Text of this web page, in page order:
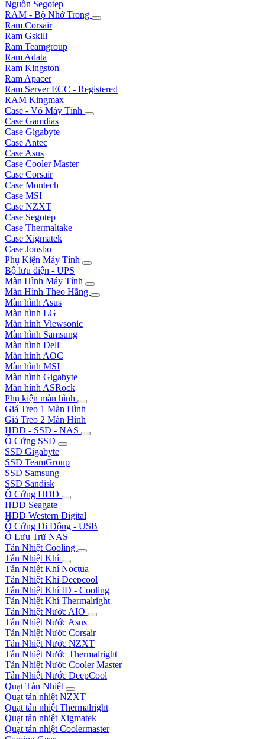
Nguồn Segotep
RAM - Bộ Nhớ Trong
Ram Corsair
Ram Gskill
Ram Teamgroup
Ram Adata
Ram Kingston
Ram Apacer
Ram Server ECC - Registered
RAM Kingmax
Case - Vỏ Máy Tính
Case Gamdias
Case Gigabyte
Case Antec
Case Asus
Case Cooler Master
Case Corsair
Case Montech
Case MSI
Case NZXT
Case Segotep
Case Thermaltake
Case Xigmatek
Case Jonsbo
Phụ Kiện Máy Tính
Bộ lưu điện - UPS
Màn Hình Máy Tính
Màn Hình Theo Hãng
Màn hình Asus
Màn hình LG
Màn hình Viewsonic
Màn hình Samsung
Màn hình Dell
Màn hình AOC
Màn hình MSI
Màn hình Gigabyte
Màn hình ASRock
Phụ kiện màn hình
Giá Treo 1 Màn Hình
Giá Treo 2 Màn Hình
HDD - SSD - NAS
Ổ Cứng SSD
SSD Gigabyte
SSD TeamGroup
SSD Samsung
SSD Sandisk
Ổ Cứng HDD
HDD Seagate
HDD Western Digital
Ổ Cứng Di Động - USB
Ổ Lưu Trữ NAS
Tản Nhiệt Cooling
Tản Nhiệt Khí
Tản Nhiệt Khí Noctua
Tản Nhiệt Khí Deepcool
Tản Nhiệt Khí ID - Cooling
Tản Nhiệt Khí Thermalright
Tản Nhiệt Nước AIO
Tản Nhiệt Nước Asus
Tản Nhiệt Nước Corsair
Tản Nhiệt Nước NZXT
Tản Nhiệt Nước Thermalright
Tản Nhiệt Nước Cooler Master
Tản Nhiệt Nước DeepCool
Quạt Tản Nhiệt
Quạt tản nhiệt NZXT
Quạt tản nhiệt Thermalright
Quạt tản nhiệt Xigmatek
Quạt tản nhiệt Coolermaster